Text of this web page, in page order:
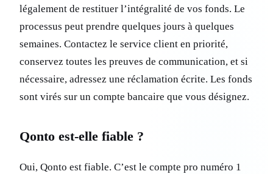
légalement de restituer l’intégralité de vos fonds. Le
processus peut prendre quelques jours à quelques
semaines. Contactez le service client en priorité,
conservez toutes les preuves de communication, et si
nécessaire, adressez une réclamation écrite. Les fonds
sont virés sur un compte bancaire que vous désignez.
Qonto est-elle fiable ?
Oui, Qonto est fiable. C’est le compte pro numéro 1